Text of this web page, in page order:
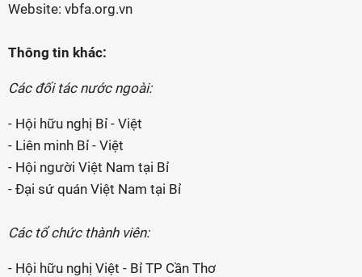
Website: vbfa.org.vn
Thông tin khác:
Các đối tác nước ngoài:
- Hội hữu nghị Bỉ - Việt
- Liên minh Bỉ - Việt
- Hội người Việt Nam tại Bỉ
- Đại sứ quán Việt Nam tại Bỉ
Các tổ chức thành viên:
- Hội hữu nghị Việt - Bỉ TP Cần Thơ